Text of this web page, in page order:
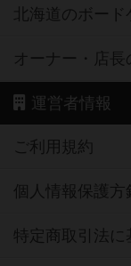
北海道のボー
オーナー・店長
運営者情報
ご利用規約
個人情報保護方
特定商取引法に